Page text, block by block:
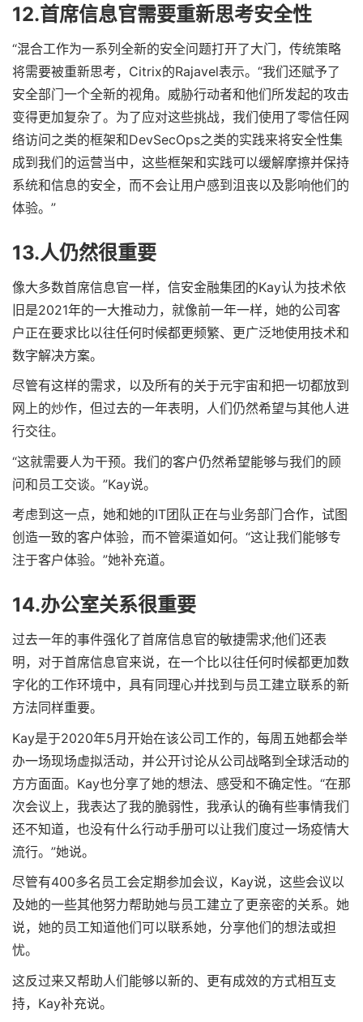
12.首席信息官需要重新思考安全性
“混合工作为一系列全新的安全问题打开了大门，传统策略
将需要被重新思考，Citrix的Rajavel表示。“我们还赋予了
安全部门一个全新的视角。威胁行动者和他们所发起的攻击
变得更加复杂了。为了应对这些挑战，我们使用了零信任网
络访问之类的框架和DevSecOps之类的实践来将安全性集
成到我们的运营当中，这些框架和实践可以缓解摩擦并保持
系统和信息的安全，而不会让用户感到沮丧以及影响他们的
体验。”
13.人仍然很重要
像大多数首席信息官一样，信安金融集团的Kay认为技术依
旧是2021年的一大推动力，就像前一年一样，她的公司客
户正在要求比以往任何时候都更频繁、更广泛地使用技术和
数字解决方案。
尽管有这样的需求，以及所有的关于元宇宙和把一切都放到
网上的炒作，但过去的一年表明，人们仍然希望与其他人进
行交往。
“这就需要人为干预。我们的客户仍然希望能够与我们的顾
问和员工交谈。”Kay说。
考虑到这一点，她和她的IT团队正在与业务部门合作，试图
创造一致的客户体验，而不管渠道如何。“这让我们能够专
注于客户体验。”她补充道。
14.办公室关系很重要
过去一年的事件强化了首席信息官的敏捷需求;他们还表
明，对于首席信息官来说，在一个比以往任何时候都更加数
字化的工作环境中，具有同理心并找到与员工建立联系的新
方法同样重要。
Kay是于2020年5月开始在该公司工作的，每周五她都会举
办一场现场虚拟活动，并公开讨论从公司战略到全球活动的
方方面面。Kay也分享了她的想法、感受和不确定性。“在那
次会议上，我表达了我的脆弱性，我承认的确有些事情我们
还不知道，也没有什么行动手册可以让我们度过一场疫情大
流行。”她说。
尽管有400多名员工会定期参加会议，Kay说，这些会议以
及她的一些其他努力帮助她与员工建立了更亲密的关系。她
说，她的员工知道他们可以联系她，分享他们的想法或担
忧。
这反过来又帮助人们能够以新的、更有成效的方式相互支
持，Kay补充说。